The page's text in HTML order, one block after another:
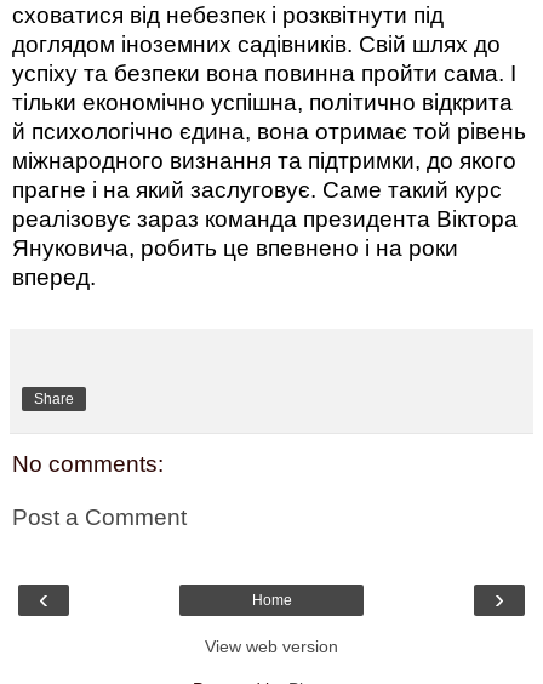
сховатися від небезпек і розквітнути під
доглядом іноземних садівників. Свій шлях до
успіху та безпеки вона повинна пройти сама. І
тільки економічно успішна, політично відкрита
й психологічно єдина, вона отримає той рівень
міжнародного визнання та підтримки, до якого
прагне і на який заслуговує. Саме такий курс
реалізовує зараз команда президента Віктора
Януковича, робить це впевнено і на роки
вперед.
Share
No comments:
Post a Comment
‹ ›
Home
View web version